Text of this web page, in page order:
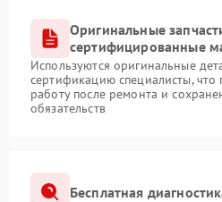
Оригинальные
сертифицированные
Используются оригинальные
сертификацию специалисты, что
работу после ремонта и
обязательств
Бесплатная